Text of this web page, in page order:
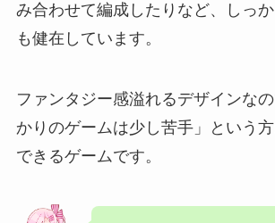
み合わせて編成したりなど、しっ
も健在しています。
ファンタジー感溢れるデザインな
かりのゲームは少し苦手」という
できるゲームです。